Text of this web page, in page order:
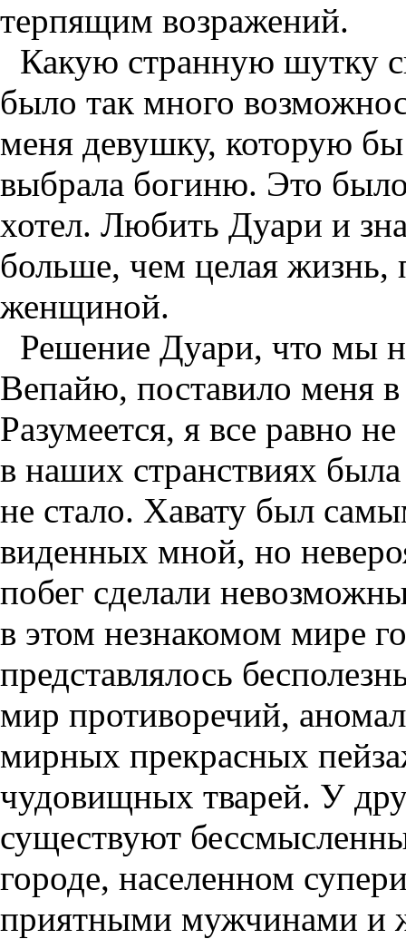
терпящим возражений.
Какую странную шутку
было так много
меня девушку, которую
выбрала богиню. Это
хотел. Любить Дуари и
больше, чем целая жизнь,
женщиной.
Решение Дуари, что мы
Вепайю, поставило меня
Разумеется, я все равно
в наших странствиях
не стало. Хавату был
виденных мной, но
побег сделали
в этом незнакомом мире
представлялось
мир противоречий,
мирных прекрасных
чудовищных тварей. У
существуют
городе, населенном
приятными мужчинами и